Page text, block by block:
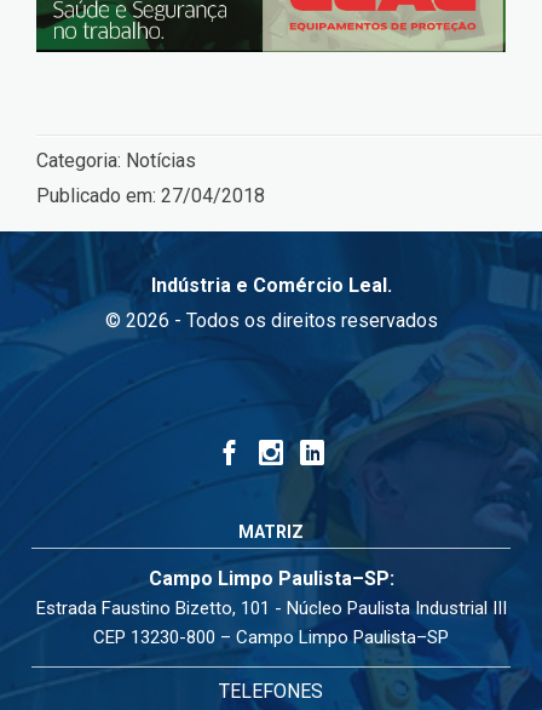
Categoria: Notícias
Publicado em: 27/04/2018
Indústria e Comércio Leal.
© 2026 - Todos os direitos reservados
MATRIZ
Campo Limpo Paulista–SP:
Estrada Faustino Bizetto, 101 - Núcleo Paulista Industrial III
CEP 13230-800 – Campo Limpo Paulista–SP
TELEFONES